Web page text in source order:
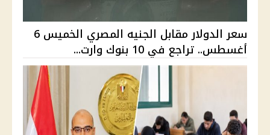
سعر الدولار مقابل الجنيه المصري الخميس 6
أغسطس.. تراجع في 10 بنوك وارت...